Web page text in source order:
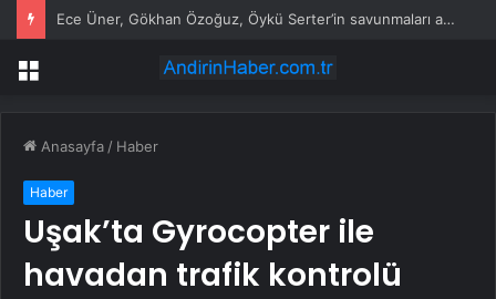
Ece Üner, Gökhan Özoğuz, Öykü Serter’in savunmaları aynı
Menü
Anasayfa / Haber
Haber
Uşak’ta Gyrocopter ile
havadan trafik kontrolü